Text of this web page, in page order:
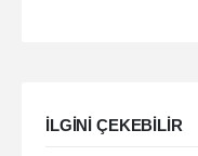
ILGINI ÇEKEBILIR